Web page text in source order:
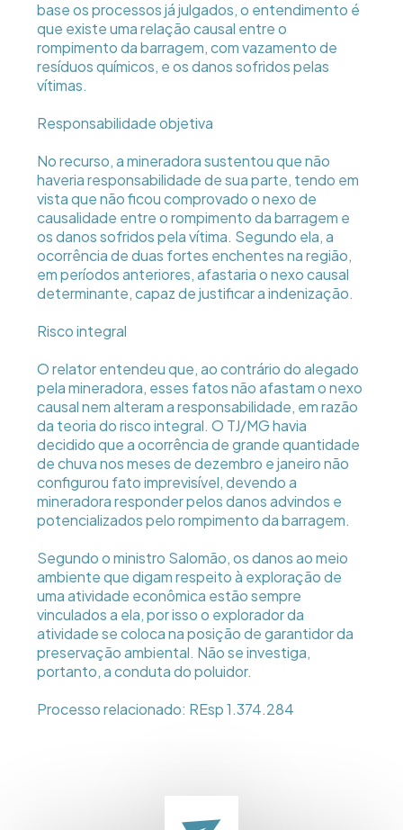
base os processos já julgados, o entendimento é
que existe uma relação causal entre o
rompimento da barragem, com vazamento de
resíduos químicos, e os danos sofridos pelas
vítimas.
Responsabilidade objetiva
No recurso, a mineradora sustentou que não
haveria responsabilidade de sua parte, tendo em
vista que não ficou comprovado o nexo de
causalidade entre o rompimento da barragem e
os danos sofridos pela vítima. Segundo ela, a
ocorrência de duas fortes enchentes na região,
em períodos anteriores, afastaria o nexo causal
determinante, capaz de justificar a indenização.
Risco integral
O relator entendeu que, ao contrário do alegado
pela mineradora, esses fatos não afastam o nexo
causal nem alteram a responsabilidade, em razão
da teoria do risco integral. O TJ/MG havia
decidido que a ocorrência de grande quantidade
de chuva nos meses de dezembro e janeiro não
configurou fato imprevisível, devendo a
mineradora responder pelos danos advindos e
potencializados pelo rompimento da barragem.
Segundo o ministro Salomão, os danos ao meio
ambiente que digam respeito à exploração de
uma atividade econômica estão sempre
vinculados a ela, por isso o explorador da
atividade se coloca na posição de garantidor da
preservação ambiental. Não se investiga,
portanto, a conduta do poluidor.
Processo relacionado: REsp 1.374.284